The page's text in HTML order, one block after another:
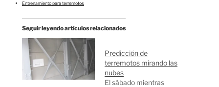
Entrenamiento para terremotos
Seguir leyendo artículos relacionados
Predicción de
terremotos mirando las
nubes
El sábado mientras